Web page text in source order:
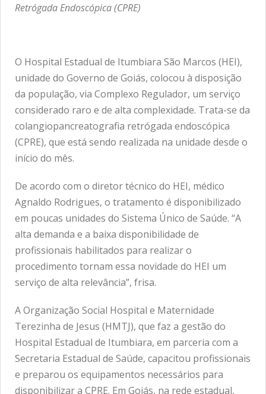
Retrógada Endoscópica (CPRE)
O Hospital Estadual de Itumbiara São Marcos (HEI),
unidade do Governo de Goiás, colocou à disposição
da população, via Complexo Regulador, um serviço
considerado raro e de alta complexidade. Trata-se da
colangiopancreatografia retrógada endoscópica
(CPRE), que está sendo realizada na unidade desde o
início do mês.
De acordo com o diretor técnico do HEI, médico
Agnaldo Rodrigues, o tratamento é disponibilizado
em poucas unidades do Sistema Único de Saúde. “A
alta demanda e a baixa disponibilidade de
profissionais habilitados para realizar o
procedimento tornam essa novidade do HEI um
serviço de alta relevância”, frisa.
A Organização Social Hospital e Maternidade
Terezinha de Jesus (HMTJ), que faz a gestão do
Hospital Estadual de Itumbiara, em parceria com a
Secretaria Estadual de Saúde, capacitou profissionais
e preparou os equipamentos necessários para
disponibilizar a CPRE. Em Goiás, na rede estadual,